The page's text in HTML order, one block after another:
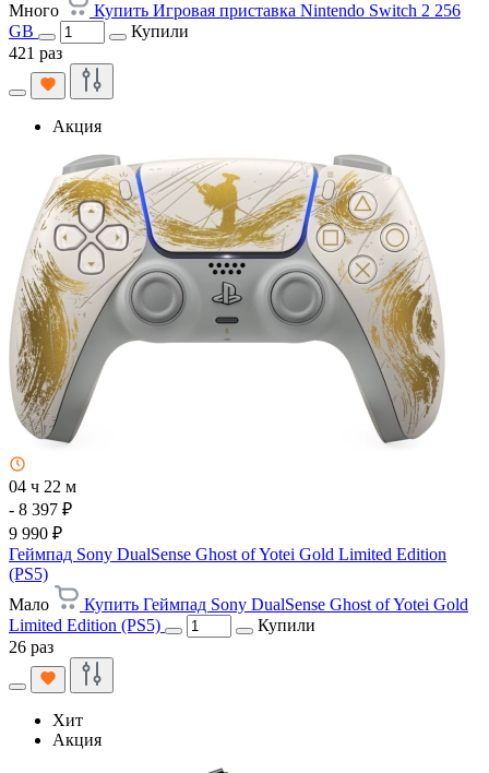
Много
Купить Игровая приставка Nintendo Switch 2 256
GB
Купили
421 раз
Акция
04 ч 22 м
- 8 397 ₽
9 990 ₽
Геймпад Sony DualSense Ghost of Yotei Gold Limited Edition
(PS5)
Мало
Купить Геймпад Sony DualSense Ghost of Yotei Gold
Limited Edition (PS5)
Купили
26 раз
Хит
Акция